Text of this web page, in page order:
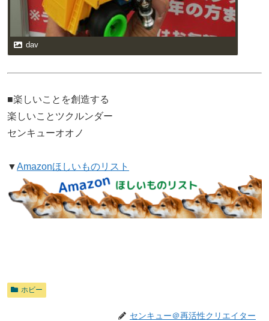
dav
■楽しいことを創造する
楽しいことツクルンダー
センキューオオノ
▼Amazonほしいものリスト
ホビー
センキュー＠再活性クリエイター